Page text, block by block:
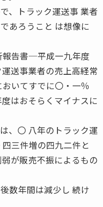
、トラック運送事 業者
あろうこと は想像に
報告書─平成一九年度
送事業者の売上高経常
いてすでに〇・一％
はおそらくマイナスに
、〇 八年のトラック運
三件増の四九二件と
が販売不振によるもの
数年間は減少し 続け